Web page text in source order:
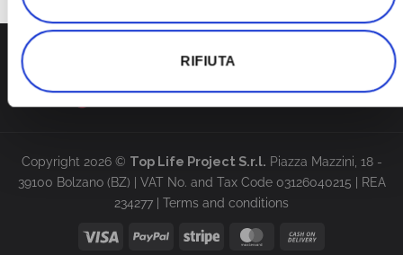
RIFIUTA
Copyright 2026 © Top Life Project S.r.l. Piazza Mazzini, 18 -
39100 Bolzano (BZ) | VAT No. and Tax Code 03126040215 | REA
234277 | Terms and conditions